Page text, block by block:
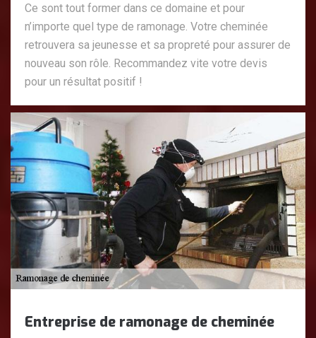
Ce sont tout former dans ce domaine et pour
n’importe quel type de ramonage. Votre cheminée
retrouvera sa jeunesse et sa propreté pour assurer de
nouveau son rôle. Recommandez vite votre devis
pour un résultat positif !
Entreprise de ramonage de cheminée